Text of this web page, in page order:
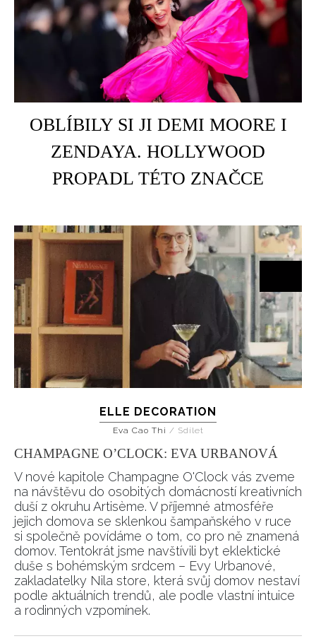
HOME
OBLÍBILY SI JI DEMI MOORE I
ZENDAYA. HOLLYWOOD
PROPADL TÉTO ZNAČCE
ELLE DECORATION
Eva Cao Thi / Sdílet
CHAMPAGNE O’CLOCK: EVA URBANOVÁ
V nové kapitole Champagne O'Clock vás zveme
na návštěvu do osobitých domácností kreativních
duší z okruhu Artisème. V příjemné atmosféře
jejich domova se sklenkou šampaňského v ruce
si společně povídáme o tom, co pro ně znamená
domov. Tentokrát jsme navštívili byt eklektické
duše s bohémským srdcem – Evy Urbanové,
zakladatelky Nila store, která svůj domov nestaví
podle aktuálních trendů, ale podle vlastní intuice
a rodinných vzpomínek.